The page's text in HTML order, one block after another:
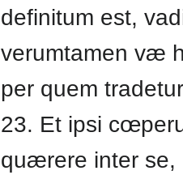
definitum est,
verumtamen væ
per quem
23. Et ipsi
quærere inter se,